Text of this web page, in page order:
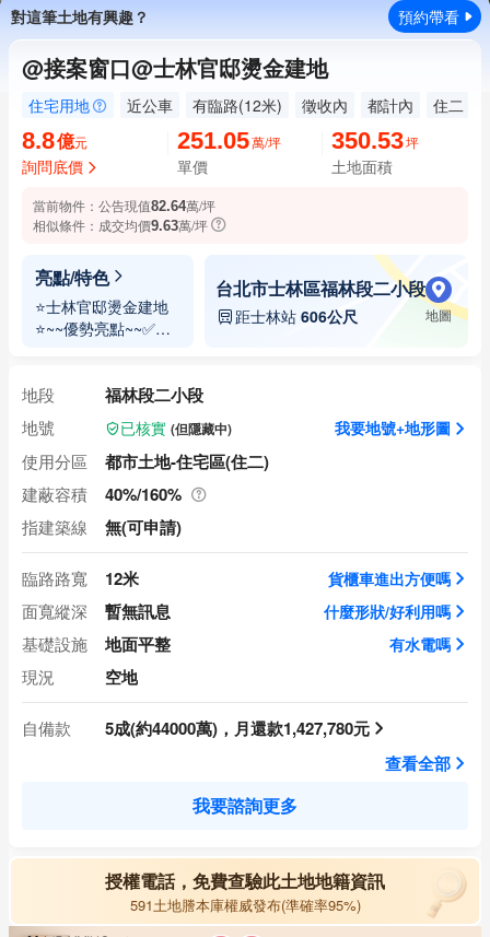
對這筆土地有興趣？ 預約帶看
@接案窗口@士林官邸燙金建地
住宅用地 近公車 有臨路(12米) 徵收內 都計內 住二
8.8億元
詢問底價
251.05萬/坪
單價
350.53坪
土地面積
當前物件： 公告現值82.64萬/坪
相似條件： 成交均價9.63萬/坪
亮點/特色
⭐士林官邸燙金建地
⭐~~優勢亮點~~✅角
台北市士林區福林段二小段
距士林站606公尺 地圖
地段 福林段二小段
地號 已核實 (但隱藏中) 我要地號+地形圖
使用分區 都市土地-住宅區(住二)
建蔽容積 40%/160%
指建築線 無(可申請)
臨路路寬 12米 貨櫃車進出方便嗎
面寬縱深 暫無訊息 什麼形狀/好利用嗎
基礎設施 地面平整 有水電嗎
現況 空地
自備款
5成(約44000萬)，月還款1,427,780元
查看全部
我要諮詢更多
授權電話，免費查驗此土地地籍資訊
591土地謄本庫權威發布(準確率95%)